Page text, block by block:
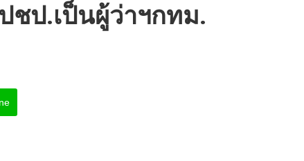
ชป.เป็นผู้ว่าฯกทม.